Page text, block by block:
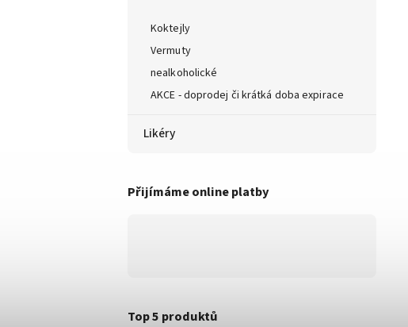
Koktejly
Vermuty
nealkoholické
AKCE - doprodej či krátká doba expirace
Likéry
Přijímáme online platby
Top 5 produktů